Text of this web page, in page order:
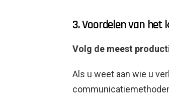
3. Voordelen van
Volg de meest
Als u weet aan wie u